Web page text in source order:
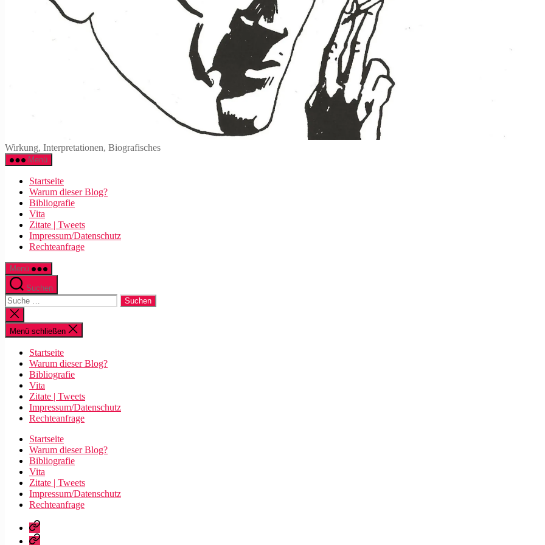
Wirkung, Interpretationen, Biografisches
Menü
Startseite
Warum dieser Blog?
Bibliografie
Vita
Zitate | Tweets
Impressum/Datenschutz
Rechteanfrage
Menü
Suchen
Suche
nach:
Suche
schließen
Menü schließen
Startseite
Warum dieser Blog?
Bibliografie
Vita
Zitate | Tweets
Impressum/Datenschutz
Rechteanfrage
Startseite
Warum dieser Blog?
Bibliografie
Vita
Zitate | Tweets
Impressum/Datenschutz
Rechteanfrage
Startseite
Warum